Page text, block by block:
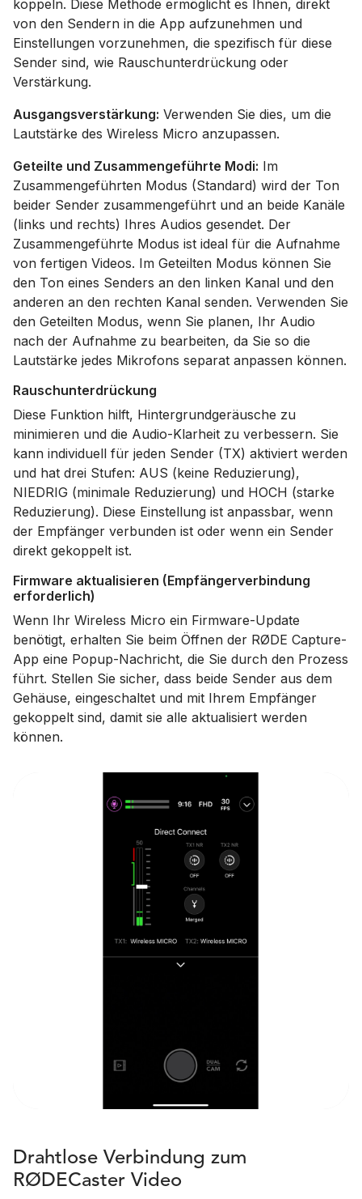
koppeln. Diese Methode ermöglicht es Ihnen, direkt
von den Sendern in die App aufzunehmen und
Einstellungen vorzunehmen, die spezifisch für diese
Sender sind, wie Rauschunterdrückung oder
Verstärkung.
Ausgangsverstärkung: Verwenden Sie dies, um die
Lautstärke des Wireless Micro anzupassen.
Geteilte und Zusammengeführte Modi: Im
Zusammengeführten Modus (Standard) wird der Ton
beider Sender zusammengeführt und an beide Kanäle
(links und rechts) Ihres Audios gesendet. Der
Zusammengeführte Modus ist ideal für die Aufnahme
von fertigen Videos. Im Geteilten Modus können Sie
den Ton eines Senders an den linken Kanal und den
anderen an den rechten Kanal senden. Verwenden Sie
den Geteilten Modus, wenn Sie planen, Ihr Audio
nach der Aufnahme zu bearbeiten, da Sie so die
Lautstärke jedes Mikrofons separat anpassen können.
Rauschunterdrückung
Diese Funktion hilft, Hintergrundgeräusche zu
minimieren und die Audio-Klarheit zu verbessern. Sie
kann individuell für jeden Sender (TX) aktiviert werden
und hat drei Stufen: AUS (keine Reduzierung),
NIEDRIG (minimale Reduzierung) und HOCH (starke
Reduzierung). Diese Einstellung ist anpassbar, wenn
der Empfänger verbunden ist oder wenn ein Sender
direkt gekoppelt ist.
Firmware aktualisieren (Empfängerverbindung
erforderlich)
Wenn Ihr Wireless Micro ein Firmware-Update
benötigt, erhalten Sie beim Öffnen der RØDE Capture-
App eine Popup-Nachricht, die Sie durch den Prozess
führt. Stellen Sie sicher, dass beide Sender aus dem
Gehäuse, eingeschaltet und mit Ihrem Empfänger
gekoppelt sind, damit sie alle aktualisiert werden
können.
Drahtlose Verbindung zum
RØDECaster Video